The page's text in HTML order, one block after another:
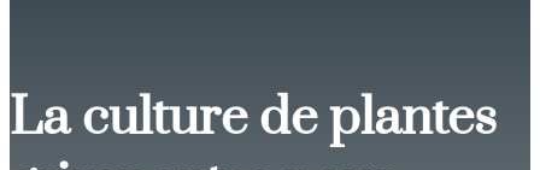
La culture de plantes